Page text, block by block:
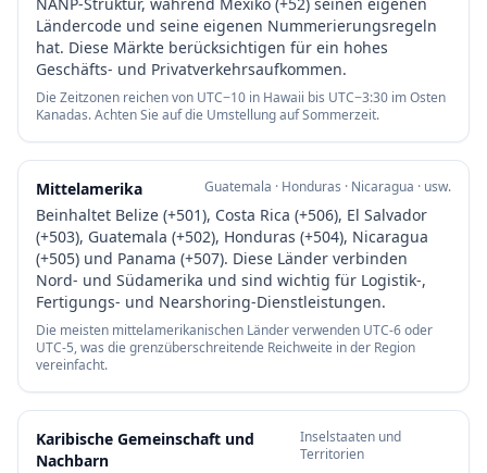
NANP-Struktur, während Mexiko (+52) seinen eigenen
Ländercode und seine eigenen Nummerierungsregeln
hat. Diese Märkte berücksichtigen für ein hohes
Geschäfts- und Privatverkehrsaufkommen.
Die Zeitzonen reichen von UTC−10 in Hawaii bis UTC−3:30 im Osten
Kanadas. Achten Sie auf die Umstellung auf Sommerzeit.
Mittelamerika Guatemala · Honduras · Nicaragua · usw.
Beinhaltet Belize (+501), Costa Rica (+506), El Salvador
(+503), Guatemala (+502), Honduras (+504), Nicaragua
(+505) und Panama (+507). Diese Länder verbinden
Nord- und Südamerika und sind wichtig für Logistik-,
Fertigungs- und Nearshoring-Dienstleistungen.
Die meisten mittelamerikanischen Länder verwenden UTC-6 oder
UTC-5, was die grenzüberschreitende Reichweite in der Region
vereinfacht.
Karibische Gemeinschaft und
Nachbarn
Inselstaaten und
Territorien